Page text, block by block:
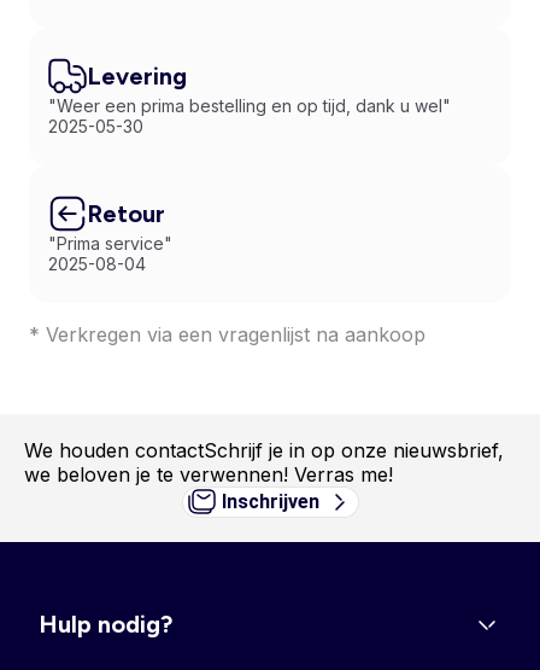
Levering
"Weer een prima bestelling en op tijd, dank u wel"
2025-05-30
Retour
"Prima service"
2025-08-04
* Verkregen via een vragenlijst na aankoop
We houden contactSchrijf je in op onze nieuwsbrief,
we beloven je te verwennen! Verras me!
Inschrijven
Hulp nodig?